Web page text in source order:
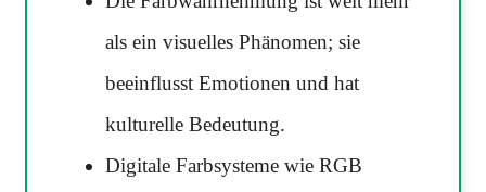
als ein visuelles Phänomen; sie
beeinflusst Emotionen und hat
kulturelle Bedeutung.
Digitale Farbsysteme wie RGB